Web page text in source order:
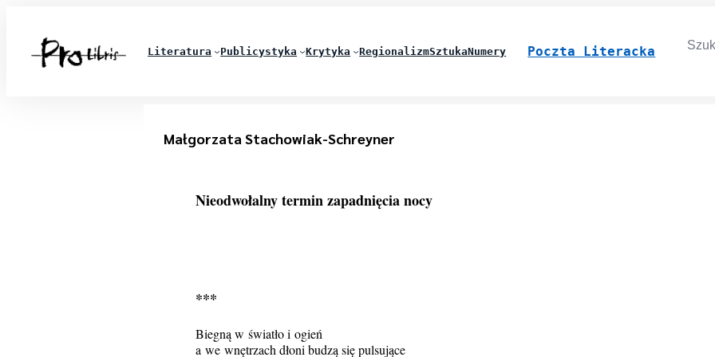
Literatura Publicystyka Krytyka RegionalizmSztukaNumery Poczta Literacka
for:
Małgorzata Stachowiak-Schreyner
Nieodwołalny termin zapadnięcia nocy
***
Biegną w światło i ogień
a we wnętrzach dłoni budzą się pulsujące